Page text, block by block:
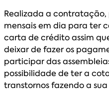
Realizada a
mensais em dia para ter
carta de crédito assim
deixar de fazer os
participar das
possibilidade de ter a
transtornos fazendo a